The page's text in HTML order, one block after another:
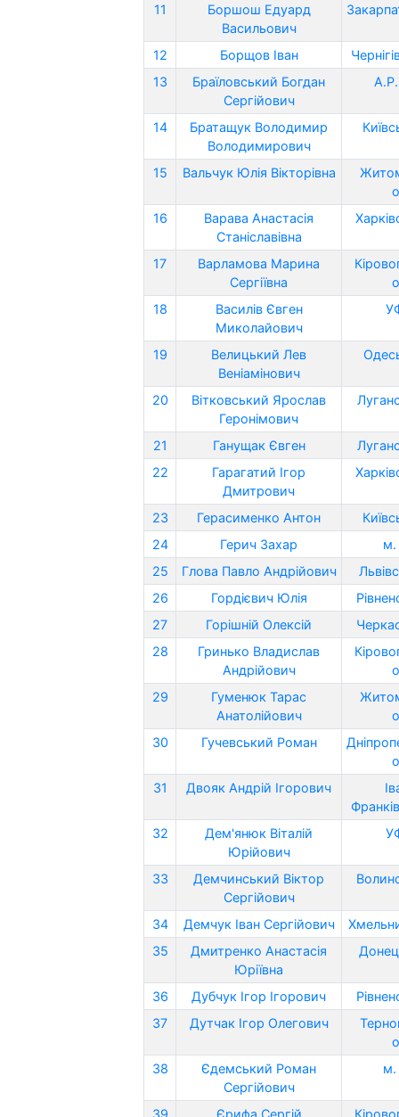
11
Боршош Едуард
Васильович
12 Борщов Іван
13
Браїловський Богдан
Сергійович
14
Братащук Володимир
Володимирович
15 Вальчук Юлія Вікторівна
16
Варава Анастасія
Станіславівна
17
Варламова Марина
Сергіївна
18
Василів Євген
Миколайович
19
Велицький Лев
Веніамінович
20
Вітковський Ярослав
Геронімович
21 Ганущак Євген
22
Гарагатий Ігор
Дмитрович
23 Герасименко Антон
24
Герич Захар
м.
25
Глова Павло Андрійович
26
Гордієвич Юлія
27
Горішній Олексій
28
Гринько Владислав
Андрійович
29
Гуменюк Тарас
Анатолійович
30
Гучевський Роман
31
Двояк Андрій Ігорович
32
Дем'янюк Віталій
Юрійович
33
Демчинський Віктор
Сергійович
34 Демчук Іван Сергійович
35
Дмитренко Анастасія
Юріївна
36 Дубчук Ігор Ігорович
37
Дутчак Ігор Олегович
38
Єдемський Роман
Сергійович
м.
39
Єрифа Сергій